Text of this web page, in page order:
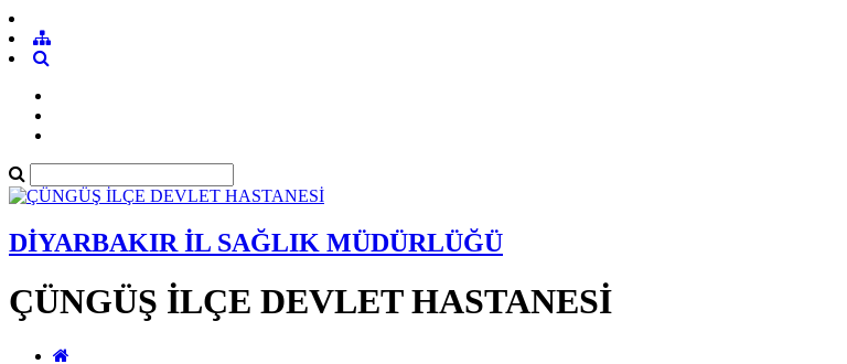
DİYARBAKIR İL SAĞLIK MÜDÜRLÜĞÜ
ÇÜNGÜŞ İLÇE DEVLET HASTANESİ